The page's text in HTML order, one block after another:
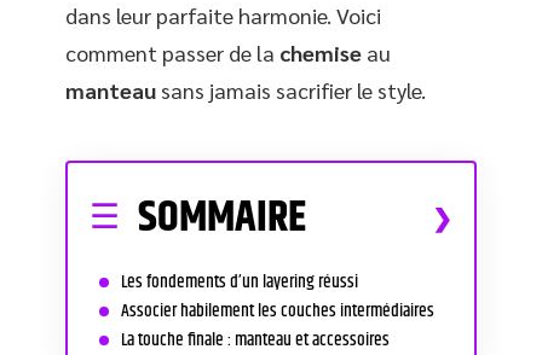
dans leur parfaite harmonie. Voici
comment passer de la chemise au
manteau sans jamais sacrifier le style.
SOMMAIRE
Les fondements d’un layering réussi
Associer habilement les couches intermédiaires
La touche finale : manteau et accessoires